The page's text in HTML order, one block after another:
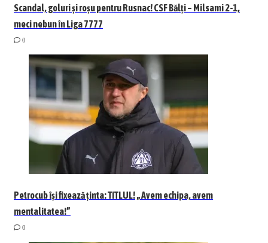
Scandal, goluri și roșu pentru Rusnac! CSF Bălți – Milsami 2-1,
meci nebun în Liga 7777
0
Petrocub își fixează ținta: TITLUL! „Avem echipa, avem
mentalitatea!”
0